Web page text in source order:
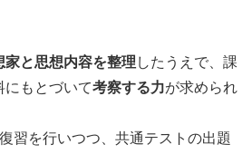
家と思想内容を整理 したうえで、課
にもとづいて考察する力が求められ
習を行いつつ、共通テストの出題